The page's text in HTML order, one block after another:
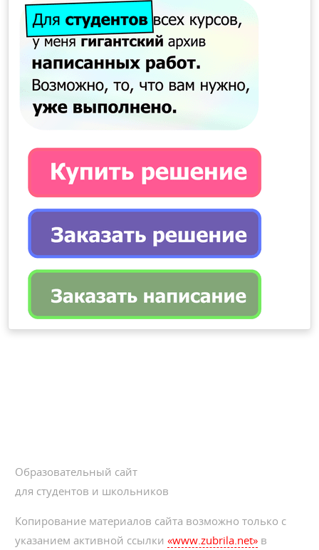
Образовательный сайт
для студентов и школьников
Копирование материалов сайта возможно только с
указанием активной ссылки«www.zubrila.net» в